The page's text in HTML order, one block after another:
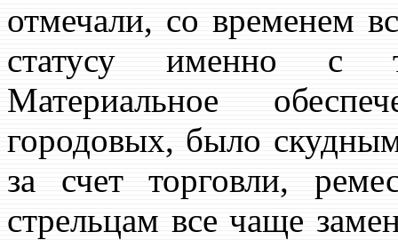
отмечали, со временем
статусу именно с
Материальное
городовых, было
за счет торговли,
стрельцам все чаще